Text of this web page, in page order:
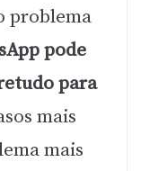
problema
pode
para
mais
mais